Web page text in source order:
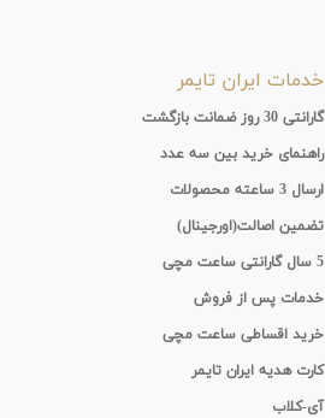
خدمات ایران تایمر
گارانتی 30 روز ضمانت بازگشت
راهنمای خرید بین سه عدد
ارسال 3 ساعته محصولات
تضمین اصالت(اورجینال)
5 سال گارانتی ساعت مچی
خدمات پس از فروش
خرید اقساطی ساعت مچی
کارت هدیه ایران تایمر
آی-کلاب